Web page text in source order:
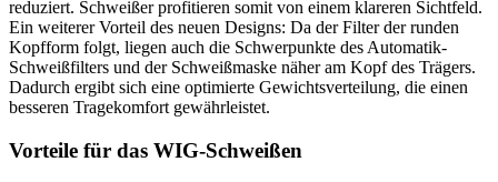
reduziert. Schweißer profitieren somit von einem klareren Sichtfeld.
Ein weiterer Vorteil des neuen Designs: Da der Filter der runden
Kopfform folgt, liegen auch die Schwerpunkte des Automatik-
Schweißfilters und der Schweißmaske näher am Kopf des Trägers.
Dadurch ergibt sich eine optimierte Gewichtsverteilung, die einen
besseren Tragekomfort gewährleistet.
Vorteile für das WIG-Schweißen